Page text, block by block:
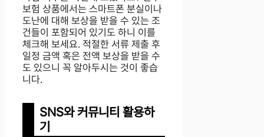
보험 상품에서는 스마트폰 분실이나
도난에 대해 보상을 받을 수 있는 조
건들이 포함되어 있기도 하니 이를
체크해 보세요. 적절한 서류 제출 후
일정 금액 혹은 전액 보상을 받을 수
도 있으니 꼭 알아두시는 것이 좋습
니다.
SNS와 커뮤니티 활용하
기